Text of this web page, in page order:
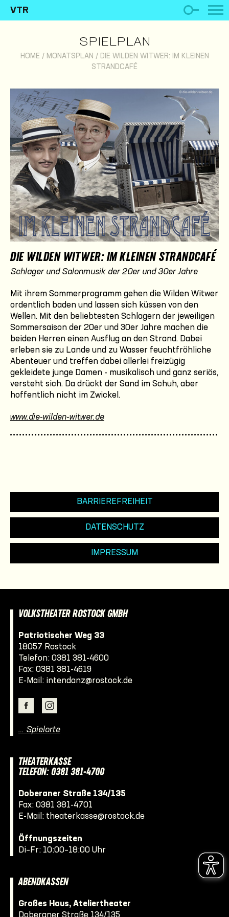
VTR
SPIELPLAN
HOME / MONATSPLAN / DIE WILDEN WITWER: IM KLEINEN
STRANDCAFÉ
DIE WILDEN WITWER: IM KLEINEN STRANDCAFÉ
Schlager und Salonmusik der 20er und 30er Jahre
Mit ihrem Sommerprogramm gehen die Wilden Witwer
ordentlich baden und lassen sich küssen von den
Wellen. Mit den beliebtesten Schlagern der jeweiligen
Sommersaison der 20er und 30er Jahre machen die
beiden Herren einen Ausflug an den Strand. Dabei
erleben sie zu Lande und zu Wasser feuchtfröhliche
Abenteuer und treffen dabei allerlei freizügig
gekleidete junge Damen - musikalisch und ganz seriös,
versteht sich. Da drückt der Sand im Schuh, aber
hoffentlich nicht im Zwickel.
www.die-wilden-witwer.de
BARRIEREFREIHEIT
DATENSCHUTZ
IMPRESSUM
VOLKSTHEATER ROSTOCK GMBH
Patriotischer Weg 33
18057 Rostock
Telefon: 0381 381-4600
Fax: 0381 381-4619
E-Mail: intendanz@rostock.de
… Spielorte
THEATERKASSE
TELEFON: 0381 381-4700
Doberaner Straße 134/135
Fax: 0381 381-4701
E-Mail: theaterkasse@rostock.de
Öffnungszeiten
Di–Fr: 10:00–18:00 Uhr
ABENDKASSEN
Großes Haus, Ateliertheater